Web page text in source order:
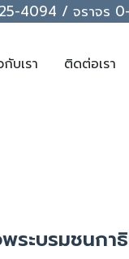
4094 / จราจร
บเรา
ติดต่อเรา
ระบรมชนกา